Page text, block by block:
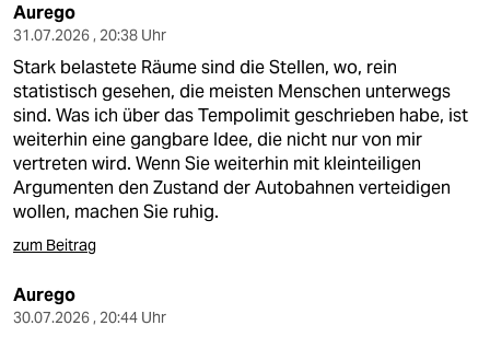
Aurego
31.07.2026 , 20:38 Uhr
Stark belastete Räume sind die Stellen, wo, rein
statistisch gesehen, die meisten Menschen unterwegs
sind. Was ich über das Tempolimit geschrieben habe, ist
weiterhin eine gangbare Idee, die nicht nur von mir
vertreten wird. Wenn Sie weiterhin mit kleinteiligen
Argumenten den Zustand der Autobahnen verteidigen
wollen, machen Sie ruhig.
zum Beitrag
Aurego
30.07.2026 , 20:44 Uhr